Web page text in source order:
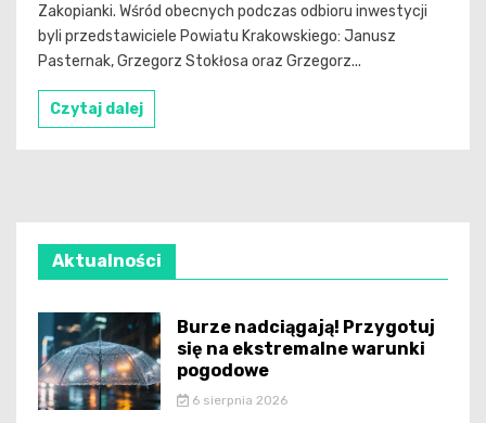
Zakopianki. Wśród obecnych podczas odbioru inwestycji
byli przedstawiciele Powiatu Krakowskiego: Janusz
Pasternak, Grzegorz Stokłosa oraz Grzegorz...
Czytaj dalej
Aktualności
Burze nadciągają! Przygotuj
się na ekstremalne warunki
pogodowe
6 sierpnia 2026